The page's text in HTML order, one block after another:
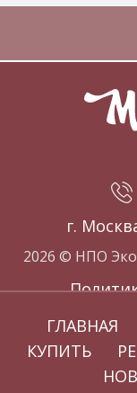
г.
2026 © НПО
ГЛАВНАЯ
КУПИТЬ